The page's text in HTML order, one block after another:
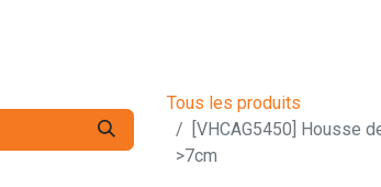
Tous les produits
[VHCAG5450] Housse
>7cm